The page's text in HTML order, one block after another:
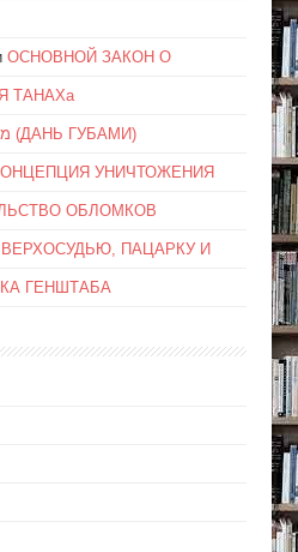
ОСНОВНОЙ ЗАКОН О
ТАНАХа
מס שפתיים (ДАНЬ ГУБАМИ)
УНИЧТОЖЕНИЯ
ОБЛОМКОВ
ПАЦАРКУ И
ГЕНШТАБА